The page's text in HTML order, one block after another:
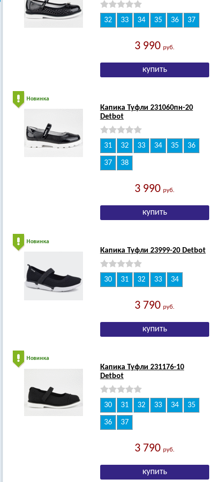
32 33 34 35 36 37
3 990руб.
Новинка
Капика Туфли 231060пн-20
Detbot
31 32 33 34 35 36
37 38
3 990руб.
Новинка
Капика Туфли 23999-20 Detbot
30 31 32 33 34
3 790руб.
Новинка
Капика Туфли 231176-10
Detbot
30 31 32 33 34 35
36 37
3 790руб.